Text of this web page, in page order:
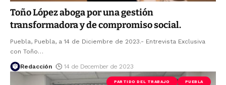
Toño López aboga por una gestión
transformadora y de compromiso social.
Puebla, Puebla, a 14 de Diciembre de 2023.- Entrevista Exclusiva
con Toño…
Redacción 14 de December de 2023
PARTIDO DEL TRABAJO PUEBLA